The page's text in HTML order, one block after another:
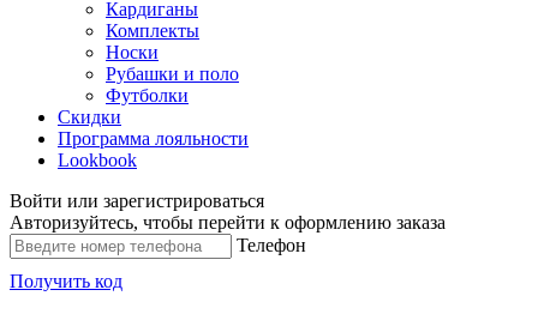
Кардиганы
Комплекты
Носки
Рубашки и поло
Футболки
Скидки
Программа лояльности
Lookbook
Войти или зарегистрироваться
Авторизуйтесь, чтобы перейти к оформлению заказа
Телефон
Получить код